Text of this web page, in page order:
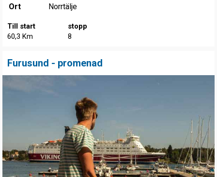
Ort Norrtälje
Till start
60,3 Km
stopp
8
Furusund - promenad